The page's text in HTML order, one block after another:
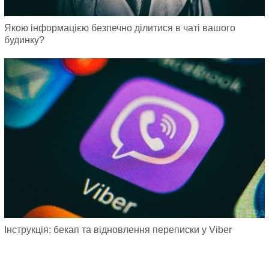
Якою інформацією безпечно ділитися в чаті вашого
будинку?
Інструкція: бекап та відновлення переписки у Viber